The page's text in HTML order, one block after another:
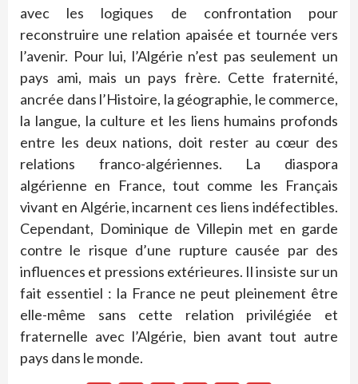
avec les logiques de confrontation pour
reconstruire une relation apaisée et tournée vers
l’avenir. Pour lui, l’Algérie n’est pas seulement un
pays ami, mais un pays frère. Cette fraternité,
ancrée dans l’Histoire, la géographie, le commerce,
la langue, la culture et les liens humains profonds
entre les deux nations, doit rester au cœur des
relations franco-algériennes. La diaspora
algérienne en France, tout comme les Français
vivant en Algérie, incarnent ces liens indéfectibles.
Cependant, Dominique de Villepin met en garde
contre le risque d’une rupture causée par des
influences et pressions extérieures. Il insiste sur un
fait essentiel : la France ne peut pleinement être
elle-même sans cette relation privilégiée et
fraternelle avec l’Algérie, bien avant tout autre
pays dans le monde.